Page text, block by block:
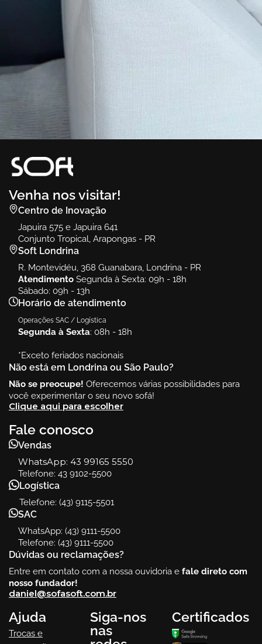
Ambiente Vert
Vert
Venha nos visitar!
Centro de Inovação
Japuira 575 e Japuira 641
Conjunto Tropical, Arapongas - PR
Soft Londrina
R. Montevidéu, 368 Guanabara, Londrina - PR
Atendimento Segunda à Sexta: 09h - 18h
Sábado: 09h - 13h
Horário de atendimento
Operações SAC / Logística
Segunda à Sexta: 08h - 18h
*Exceto feriados nacionais
Não está em Londrina ou São Paulo?
Não se preocupe! Oferecemos várias possibilidades para
você experimentar o seu novo sofá!
Clique aqui para escolher
Fale conosco
Vendas
WhatsApp: 43 99165 5550
Telefone: 43 9102-5500
Logística
Telefone: (43) 9115-5501
SAC
WhatsApp: (43) 9111-5500
Telefone: (43) 9111-5500
Dúvidas ou reclamações?
Entre em contato com a nossa ouvidoria e fale direto com
nosso fundador!
daniel@sofasoft.com.br
Ajuda
Trocas e
Siga-nos
nas
Certificados